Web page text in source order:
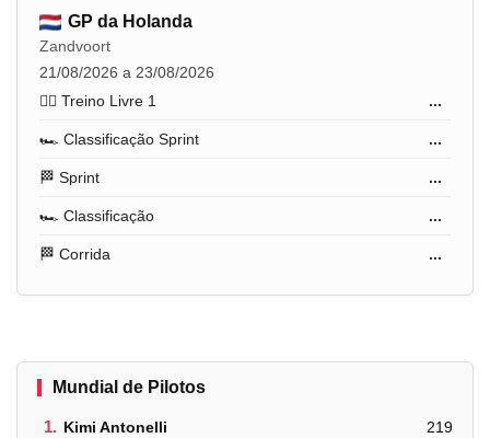
GP da Holanda
Zandvoort
21/08/2026 a 23/08/2026
🏋️‍♂️ Treino Livre 1
...
🏎️ Classificação Sprint ...
🏁 Sprint ...
🏎️ Classificação ...
🏁 Corrida ...
Mundial de Pilotos
1. Kimi Antonelli 219